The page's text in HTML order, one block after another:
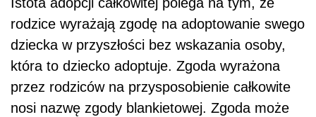
rodzice wyrażają zgodę na adoptowanie swego
dziecka w przyszłości bez wskazania osoby,
która to dziecko adoptuje. Zgoda wyrażona
przez rodziców na przysposobienie całkowite
nosi nazwę zgody blankietowej. Zgoda może